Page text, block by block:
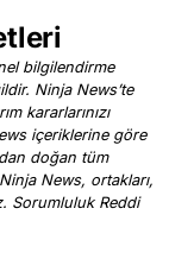
bilgilendirme
Ninja News’te
kararlarınızı
içeriklerine göre
doğan tüm
News, ortakları,
Sorumluluk Reddi